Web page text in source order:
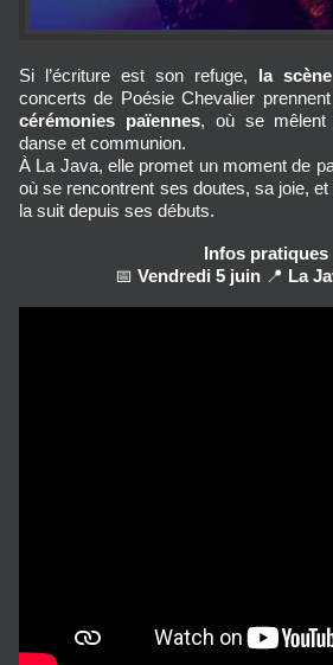
Si l’écriture est son refuge, la
cérémonies païennes, où se mêlent
danse et communion.
À La Java, elle promet un moment de
où se rencontrent ses doutes, sa joie, et
la suit depuis ses débuts.
Infos pratiques
📅 Vendredi 5 juin 📍 La